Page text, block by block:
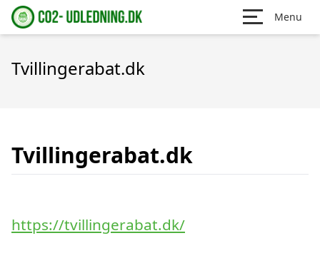
Menu
Tvillingerabat.dk
Tvillingerabat.dk
https://tvillingerabat.dk/